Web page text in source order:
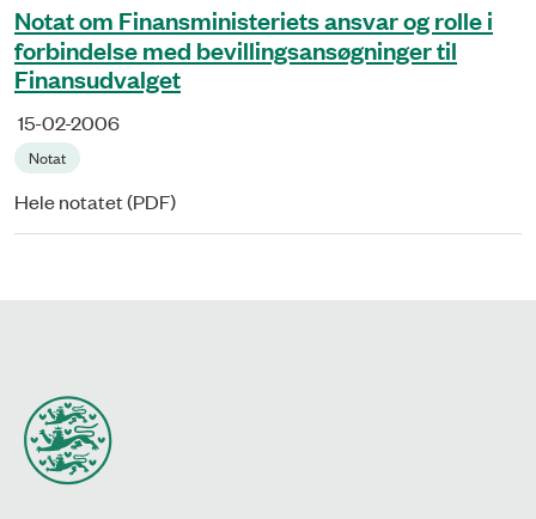
Notat om Finansministeriets ansvar og rolle i
forbindelse med bevillingsansøgninger til
Finansudvalget
15-02-2006
Notat
Hele notatet (PDF)